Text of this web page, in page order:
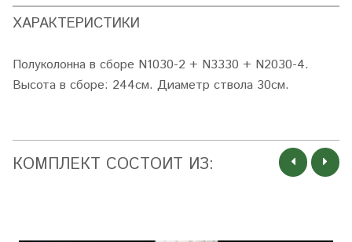
ХАРАКТЕРИСТИКИ
Полуколонна в сборе N1030-2 + N3330 + N2030-4.
Высота в сборе: 244см. Диаметр ствола 30см.
КОМПЛЕКТ СОСТОИТ ИЗ: